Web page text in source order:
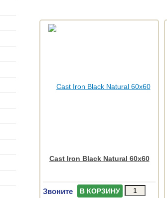
Cast Iron Black Natural 60x60
Звоните В КОРЗИНУ